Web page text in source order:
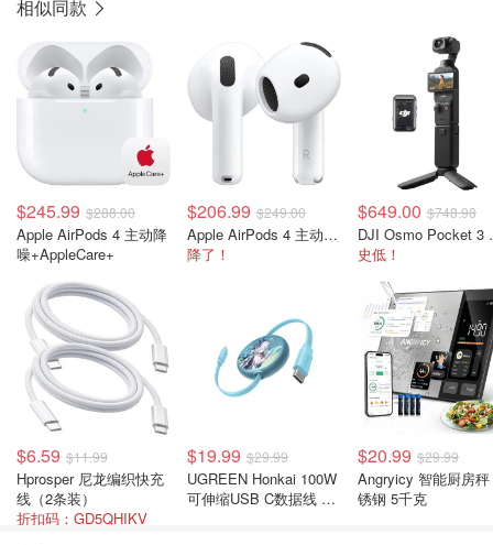
相似同款
$245.99 $288.00
Apple AirPods 4 主动降
噪+AppleCare+
$206.99 $249.00
Apple AirPods 4 主动降噪 无线耳机
降了！
$649.00 $748.98
DJI
史低！
$6.59 $11.99
Hprosper 尼龙编织快充
线（2条装）
折扣码：GD5QHIKV
$19.99 $29.99
UGREEN Honkai 100W
可伸缩USB C数据线 蓝
$20.99 $29.99
Angryicy 智能厨房
锈钢 5千克